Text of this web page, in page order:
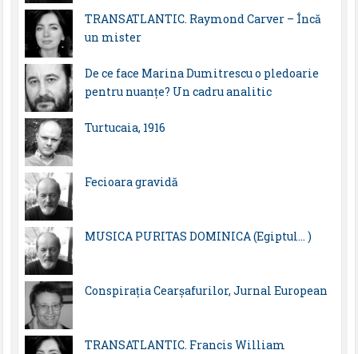
TRANSATLANTIC. Raymond Carver – Încă
un mister
De ce face Marina Dumitrescu o pledoarie
pentru nuanțe? Un cadru analitic
Turtucaia, 1916
Fecioara gravidă
MUSICA PURITAS DOMINICA (Egiptul… )
Conspirația Cearșafurilor, Jurnal European
TRANSATLANTIC. Francis William